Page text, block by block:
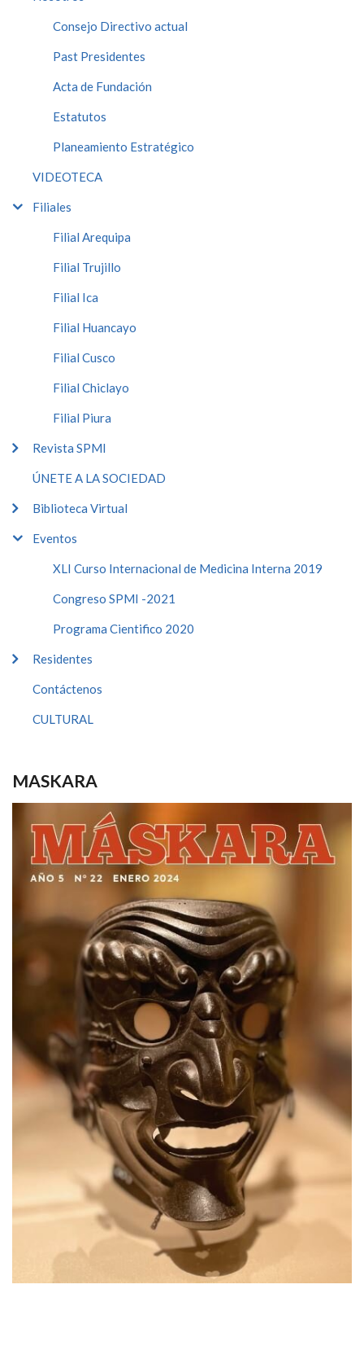
Consejo Directivo actual
Past Presidentes
Acta de Fundación
Estatutos
Planeamiento Estratégico
VIDEOTECA
Filiales
Filial Arequipa
Filial Trujillo
Filial Ica
Filial Huancayo
Filial Cusco
Filial Chiclayo
Filial Piura
Revista SPMI
ÚNETE A LA SOCIEDAD
Biblioteca Virtual
Eventos
XLI Curso Internacional de Medicina Interna 2019
Congreso SPMI -2021
Programa Cientifico 2020
Residentes
Contáctenos
CULTURAL
MASKARA